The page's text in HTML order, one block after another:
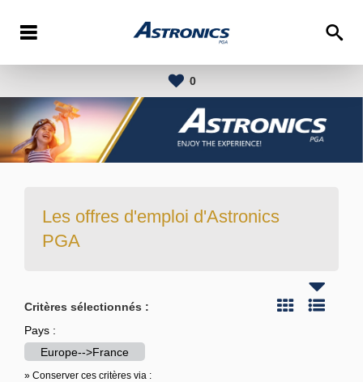
0
Les offres d'emploi d'Astronics
PGA
Critères sélectionnés :
Pays :
Europe-->France
» Conserver ces critères via :